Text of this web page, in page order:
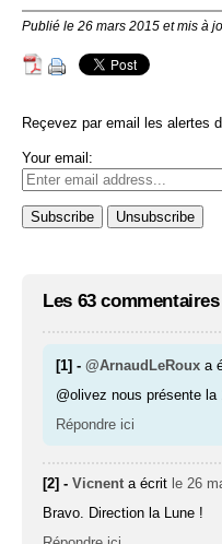
Publié le 26 mars 2015 et mis à
Reçevez par email les alertes
Your email:
Les 63
[1] -@ArnaudLeRoux a
@olivez nous présente la
Répondre ici
[2] -Vicnent a écrit le 26
Bravo. Direction la Lune !